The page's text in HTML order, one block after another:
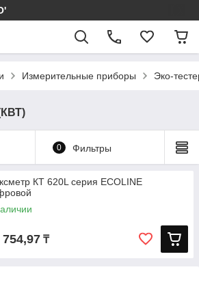
Измерительные приборы Эко-
0 Фильтры
КТ 620L серия ECOLINE
754,97 ₸